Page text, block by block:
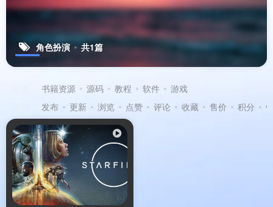
角色扮演 共1篇
书籍资源 源码 教程 软件
游戏
发布 更新 浏览 点赞 评论 收藏 售价 积分